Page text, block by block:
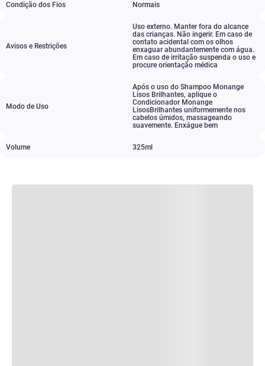
Condição dos Fios Normais
Avisos e Restrições
Uso externo. Manter fora do alcance
das crianças. Não ingerir. Em caso de
contato acidental com os olhos
enxaguar abundantemente com água.
Em caso de irritação suspenda o uso e
procure orientação médica
Modo de Uso
Após o uso do Shampoo Monange
Lisos Brilhantes, aplique o
Condicionador Monange
LisosBrilhantes uniformemente nos
cabelos úmidos, massageando
suavemente. Enxágue bem
Volume 325ml